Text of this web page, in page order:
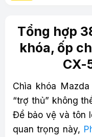
Tổng hợp
khóa, ốp
CX-
Chìa khóa
“trợ thủ” không
Để bảo vệ và tôn
quan trọng này,